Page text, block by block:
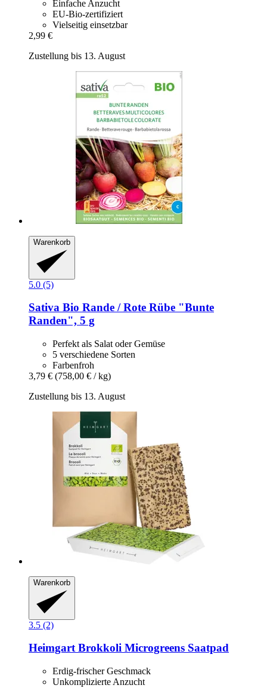
Einfache Anzucht
EU-Bio-zertifiziert
Vielseitig einsetzbar
2,99 €
Zustellung bis 13. August
Warenkorb
5.0 (5)
Sativa Bio Rande / Rote Rübe "Bunte
Randen", 5 g
Perfekt als Salat oder Gemüse
5 verschiedene Sorten
Farbenfroh
3,79 € (758,00 € / kg)
Zustellung bis 13. August
Warenkorb
3.5 (2)
HeimgartBrokkoli Microgreens Saatpad
Erdig-frischer Geschmack
Unkomplizierte Anzucht